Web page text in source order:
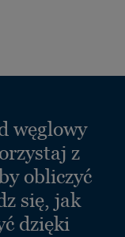
węglowy
z
obliczyć
się, jak
dzięki